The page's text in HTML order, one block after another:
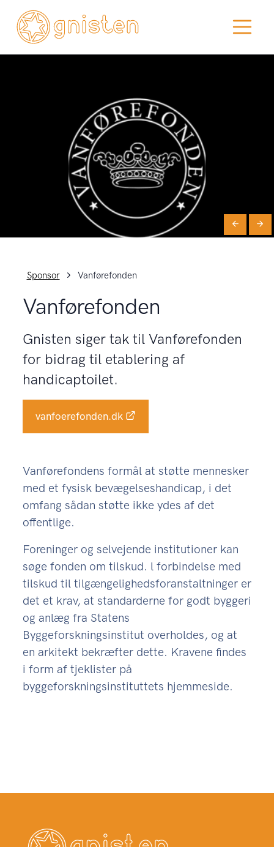
Sponsor Vanførefonden
Vanførefonden
Gnisten siger tak til Vanførefonden
for bidrag til etablering af
handicaptoilet.
vanfoerefonden.dk
Vanførefondens formål at støtte mennesker
med et fysisk bevægelseshandicap, i det
omfang sådan støtte ikke ydes af det
offentlige.
Foreninger og selvejende institutioner kan
søge fonden om tilskud. l forbindelse med
tilskud til tilgængelighedsforanstaltninger er
det et krav, at standarderne for godt byggeri
og anlæg fra Statens
Byggeforskningsinstitut overholdes, og at
en arkitekt bekræfter dette. Kravene findes
i form af tjeklister på
byggeforskningsinstituttets hjemmeside.